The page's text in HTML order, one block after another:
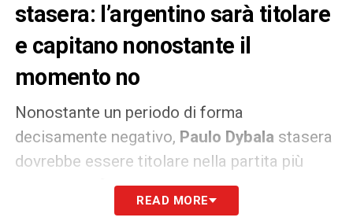
stasera: l’argentino sarà titolare
e capitano nonostante il
momento no
Nonostante un periodo di forma
decisamente negativo, Paulo Dybala stasera
dovrebbe essere titolare nella partita più
importante finora della stagione della
per il ritorno dei quarti di finale di
READ MORE